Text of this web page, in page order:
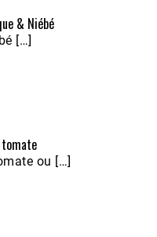
& Niébé
[…]
ou […]